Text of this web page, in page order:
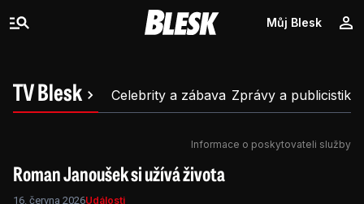
Můj Blesk
TV Blesk Celebrity a zábava Zprávy a publicistika
Informace o poskytovateli služby
Roman Janoušek si užívá života
16. června 2026Události